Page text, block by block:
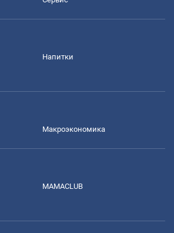
Напитки
Mакроэкономика
MAMACLUB